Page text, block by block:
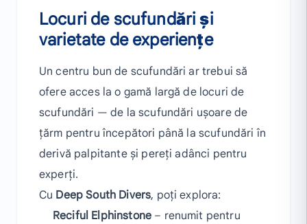
Locuri de scufundări și
varietate de experiențe
Un centru bun de scufundări ar trebui să
ofere acces la o gamă largă de locuri de
scufundări — de la scufundări ușoare de
țărm pentru începători până la scufundări în
derivă palpitante și pereți adânci pentru
experți.
Cu Deep South Divers, poți explora:
Reciful Elphinstone – renumit pentru